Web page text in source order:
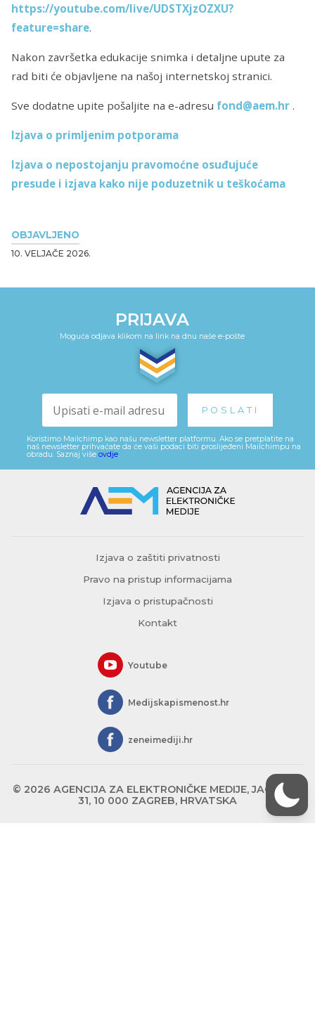
OBJAVLJENO
10. VELJAČE 2026.
https://youtube.com/live/UDSTXjzOZXU?
feature=share.
Nakon završetka edukacije snimka i detaljne upute za
rad biti će objavljene na našoj internetskoj stranici.
Sve dodatne upite pošaljite na e-adresu fond@aem.hr .
Izjava o primljenim potporama
Izjava o nepostojanju pravomoćne osuđujuće
presude i izjava kako nije poduzetnik u teškoćama
PRIJAVA
Moguća odjava klikom na link na dnu naše e-pošte
Koristimo Mailchimp kao našu newsletter platformu. Ako se pretplatite na
naš newsletter prihvaćate da će vaši podaci biti proslijeđeni Mailchimpu na
obradu. Saznaj više ovdje.
Izjava o zaštiti privatnosti
Pravo na pristup informacijama
Izjava o pristupačnosti
Kontakt
Youtube
Medijskapismenost.hr
zeneimediji.hr
© 2026 AGENCIJA ZA ELEKTRONIČKE MEDIJE, JAGIĆEVA
31, 10 000 ZAGREB, HRVATSKA